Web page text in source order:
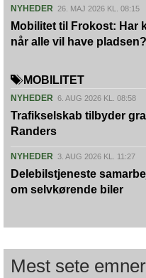
NYHEDER 26. MAJ 2026 KL. 08:15
Mobilitet til Frokost: Har
når alle vil have pladsen?
MOBILITET
NYHEDER 6. AUG 2026 KL. 08:58
Trafikselskab tilbyder
Randers
NYHEDER 3. AUG 2026 KL. 11:27
Delebilstjeneste
om selvkørende biler
Mest sete emner